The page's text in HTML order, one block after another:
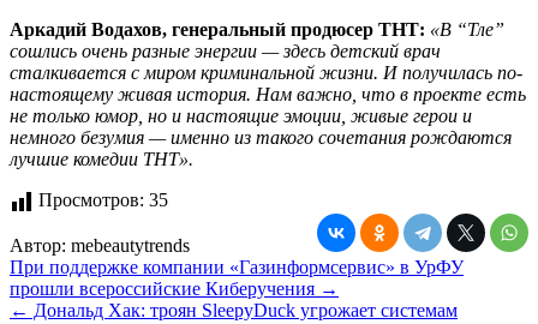
Аркадий Водахов, генеральный продюсер ТНТ: «В “Тле”
сошлись очень разные энергии — здесь детский врач
сталкивается с миром криминальной жизни. И получилась по-
настоящему живая история. Нам важно, что в проекте есть
не только юмор, но и настоящие эмоции, живые герои и
немного безумия — именно из такого сочетания рождаются
лучшие комедии ТНТ».
Просмотров: 35
Автор: mebeautytrends
Навигация
по
При поддержке компании «Газинформсервис» в УрФУ
прошли всероссийские Киберучения →
← Дональд Хак: троян SleepyDuck угрожает системам